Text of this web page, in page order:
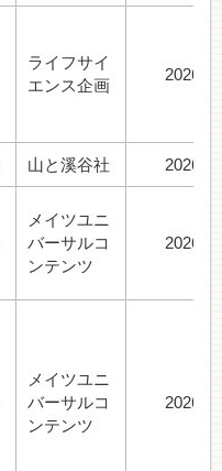
ライフサイ
エンス企画
2026.7
山と溪谷社 2026.6
メイツユニ
バーサルコ
ンテンツ
2026.6
メイツユニ
バーサルコ
ンテンツ
2026.6